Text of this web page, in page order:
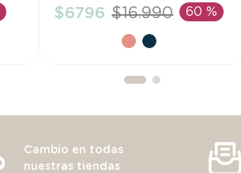
AÑADIR AL CARRITO
$6796 $16.990 60 %
Cambio en todas
nuestras tiendas